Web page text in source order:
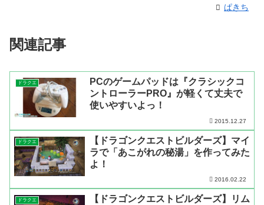
ぱきち
関連記事
ドラクエ
PCのゲームパッドは『クラシックコ
ントローラーPRO』が軽くて丈夫で
使いやすいよっ！
2015.12.27
ドラクエ
【ドラゴンクエストビルダーズ】マイ
ラで「あこがれの秘湯」を作ってみた
よ！
2016.02.22
ドラクエ
【ドラゴンクエストビルダーズ】リム